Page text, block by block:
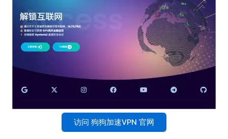
访问 狗狗加速VPN 官网